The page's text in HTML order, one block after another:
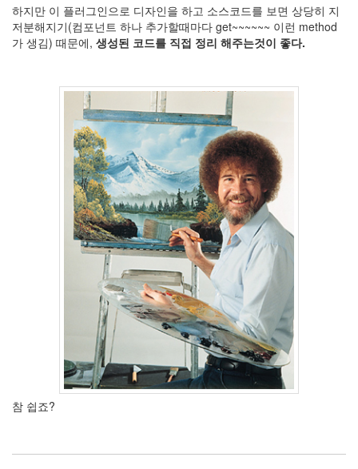
하지만 이 플러그인으로 디자인을 하고 소스코드를 보면 상당히 지
저분해지기(컴포넌트 하나 추가할때마다 get~~~~~~ 이런 method
가 생김) 때문에, 생성된 코드를 직접 정리 해주는것이 좋다.
참 쉽죠?